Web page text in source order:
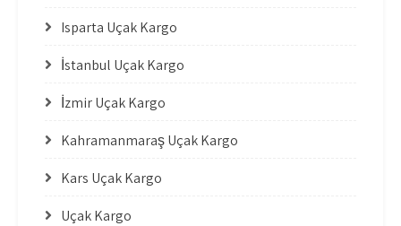
Isparta Uçak Kargo
İstanbul Uçak Kargo
İzmir Uçak Kargo
Kahramanmaraş Uçak Kargo
Kars Uçak Kargo
Uçak Kargo